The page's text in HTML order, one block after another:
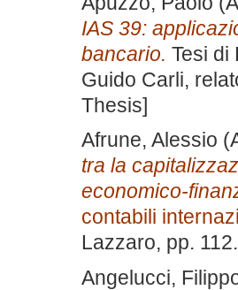
IAS 39:
bancario. Tesi
Guido Carli,
Thesis]
Afrune, Alessio
tra la
economico-
contabili
Lazzaro, pp.
Angelucci,